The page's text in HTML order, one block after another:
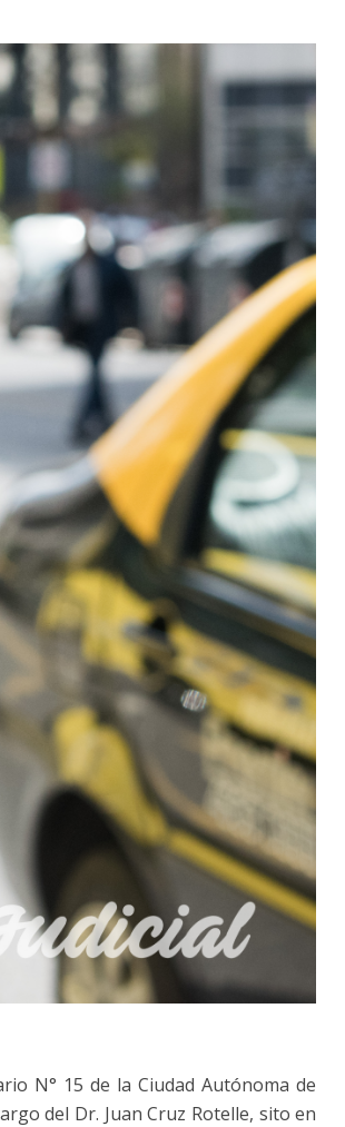
N° 15 de la Ciudad Autónoma de
del Dr. Juan Cruz Rotelle, sito en